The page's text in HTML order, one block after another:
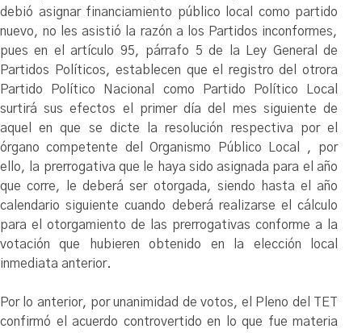
debió asignar financiamiento público local como partido
nuevo, no les asistió la razón a los Partidos inconformes,
pues en el artículo 95, párrafo 5 de la Ley General de
Partidos Políticos, establecen que el registro del otrora
Partido Político Nacional como Partido Político Local
surtirá sus efectos el primer día del mes siguiente de
aquel en que se dicte la resolución respectiva por el
órgano competente del Organismo Público Local , por
ello, la prerrogativa que le haya sido asignada para el año
que corre, le deberá ser otorgada, siendo hasta el año
calendario siguiente cuando deberá realizarse el cálculo
para el otorgamiento de las prerrogativas conforme a la
votación que hubieren obtenido en la elección local
inmediata anterior.
Por lo anterior, por unanimidad de votos, el Pleno del TET
confirmó el acuerdo controvertido en lo que fue materia